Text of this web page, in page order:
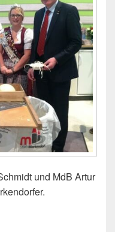
und MdB Artur